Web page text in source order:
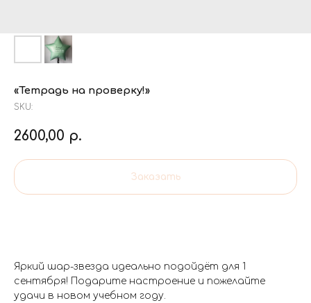
«Тетрадь на проверку!»
SKU:
2600,00 р.
Заказать
Яркий шар-звезда идеально подойдёт для 1
сентября! Подарите настроение и пожелайте
удачи в новом учебном году.